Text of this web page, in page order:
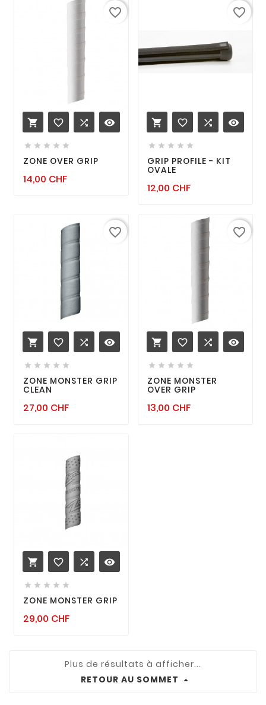
 favorite_border  remove_red_eye
    
ZONE OVER GRIP
14,00 CHFPrix
favorite_border
 favorite_border  remove_red_eye
    
GRIP PROFILE - KIT
OVALE
12,00 CHFPrix
favorite_border
 favorite_border  remove_red_eye
    
ZONE MONSTER GRIP
CLEAN
27,00 CHFPrix
favorite_border
 favorite_border  remove_red_eye
    
ZONE MONSTER
OVER GRIP
13,00 CHFPrix
favorite_border
 favorite_border  remove_red_eye
    
ZONE MONSTER GRIP
29,00 CHFPrix
Plus de résultats à afficher...
RETOUR AU SOMMET